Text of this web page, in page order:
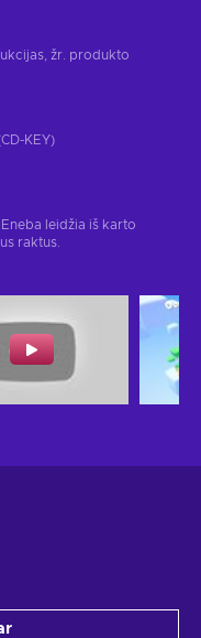
žr. produkto
KEY)
leidžia iš karto
raktus.